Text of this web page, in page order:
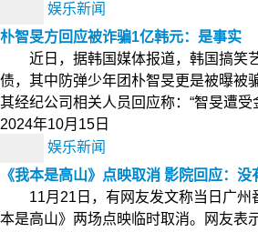
娱乐新闻
朴智旻方回应被诈骗1亿韩元：是事实
近日，据韩国媒体报道，韩国搞笑
债，其中防弹少年团朴智旻更是被曝
其经纪公司相关人员回应称：“智旻遭
2024年10月15日
娱乐新闻
《我本是高山》点映取消 影院回应：
11月21日，有网友发文称当日广州
本是高山》两场点映临时取消。网友表